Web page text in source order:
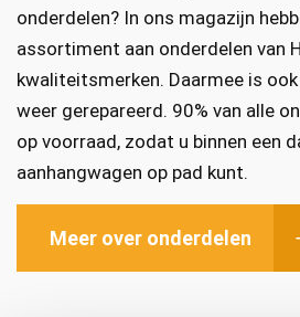
onderdelen? In ons magazijn
assortiment aan onderdelen van
kwaliteitsmerken. Daarmee is
weer gerepareerd. 90% van alle
op voorraad, zodat u binnen een
aanhangwagen op pad kunt.
Meer over onderdelen